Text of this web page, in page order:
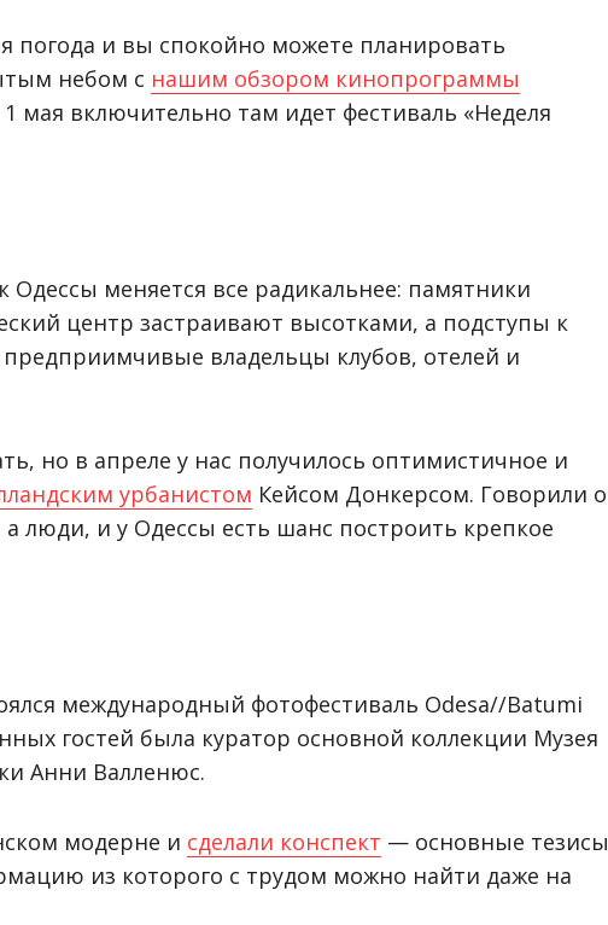
погода и вы спокойно можете планировать
небом с нашим обзором кинопрограммы
мая включительно там идет фестиваль «Неделя
меняется все радикальнее: памятники
центр застраивают высотками, а подступы к
владельцы клубов, отелей и
но в апреле у нас получилось оптимистичное и
урбанистом Кейсом Донкерсом. Говорили о
а люди, и у Одессы есть шанс построить крепкое
международный фотофестиваль Odesa//Batumi
гостей была куратор основной коллекции Музея
Анни Валленюс.
модерне и сделали конспект — основные тезисы
из которого с трудом можно найти даже на